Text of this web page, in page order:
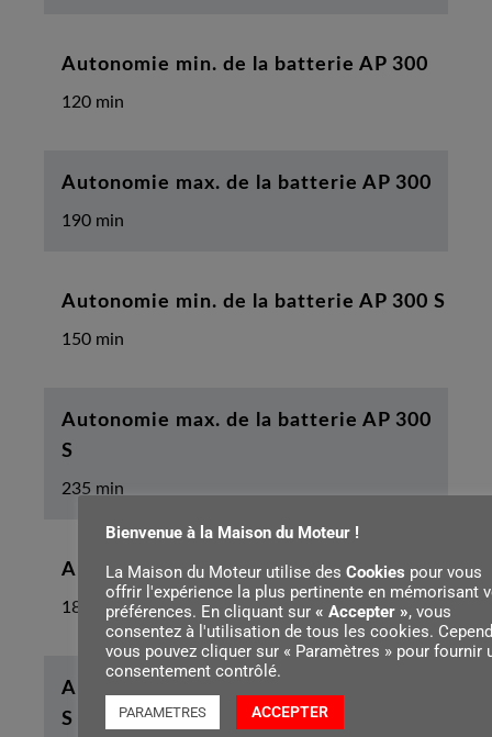
Autonomie min. de la batterie AP 300
120 min
Autonomie max. de la batterie AP 300
190 min
Autonomie min. de la batterie AP 300 S
150 min
Autonomie max. de la batterie AP 300
S
235 min
Autonomie min. de la batterie AP 500 S
180 min
Autonomie max. de la batterie AP 500
S
Bienvenue à la Maison du Moteur !
La Maison du Moteur utilise des Cookies pour vous
offrir l'expérience la plus pertinente en mémorisant
préférences. En cliquant sur « Accepter », vous
consentez à l'utilisation de tous les cookies.
vous pouvez cliquer sur « Paramètres » pour fournir
consentement contrôlé.
PARAMETRES ACCEPTER